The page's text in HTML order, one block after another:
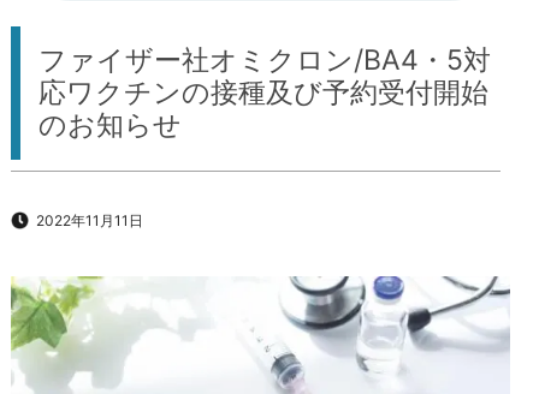
ファイザー社オミクロン/BA4・5対
応ワクチンの接種及び予約受付開始
のお知らせ
2022年11月11日